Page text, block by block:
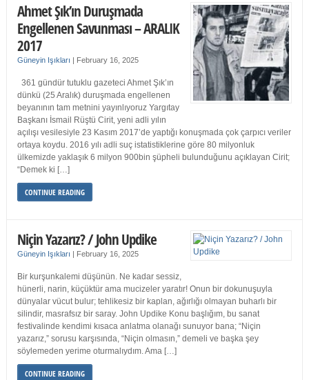
Ahmet Şık’ın Duruşmada
Engellenen Savunması – ARALIK
2017
Güneyin Işıkları | February 16, 2025
361 gündür tutuklu gazeteci Ahmet Şık’ın
dünkü (25 Aralık) duruşmada engellenen
beyanının tam metnini yayınlıyoruz Yargıtay
Başkanı İsmail Rüştü Cirit, yeni adli yılın
açılışı vesilesiyle 23 Kasım 2017’de yaptığı konuşmada çok çarpıcı veriler
ortaya koydu. 2016 yılı adli suç istatistiklerine göre 80 milyonluk
ülkemizde yaklaşık 6 milyon 900bin şüpheli bulunduğunu açıklayan Cirit;
“Demek ki […]
CONTINUE READING
Niçin Yazarız? / John Updike
Güneyin Işıkları | February 16, 2025
Bir kurşunkalemi düşünün. Ne kadar sessiz,
hünerli, narin, küçüktür ama mucizeler yaratır! Onun bir dokunuşuyla
dünyalar vücut bulur; tehlikesiz bir kaplan, ağırlığı olmayan buharlı bir
silindir, masrafsız bir saray. John Updike Konu başlığım, bu sanat
festivalinde kendimi kısaca anlatma olanağı sunuyor bana; “Niçin
yazarız,” sorusu karşısında, “Niçin olmasın,” demeli ve başka şey
söylemeden yerime oturmalıydım. Ama […]
CONTINUE READING